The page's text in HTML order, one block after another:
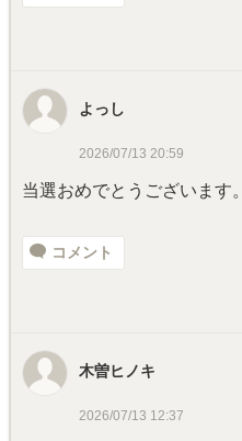
よっし
2026/07/13 20:59
当選おめでとうございます。
コメント
木曽ヒノキ
2026/07/13 12:37